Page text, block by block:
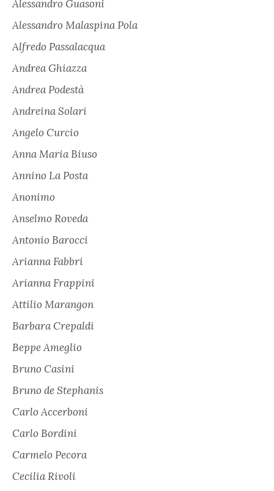
Alessandro Guasoni
Alessandro Malaspina Pola
Alfredo Passalacqua
Andrea Ghiazza
Andrea Podestà
Andreina Solari
Angelo Curcio
Anna Maria Biuso
Annino La Posta
Anonimo
Anselmo Roveda
Antonio Barocci
Arianna Fabbri
Arianna Frappini
Attilio Marangon
Barbara Crepaldi
Beppe Ameglio
Bruno Casini
Bruno de Stephanis
Carlo Accerboni
Carlo Bordini
Carmelo Pecora
Cecilia Rivoli